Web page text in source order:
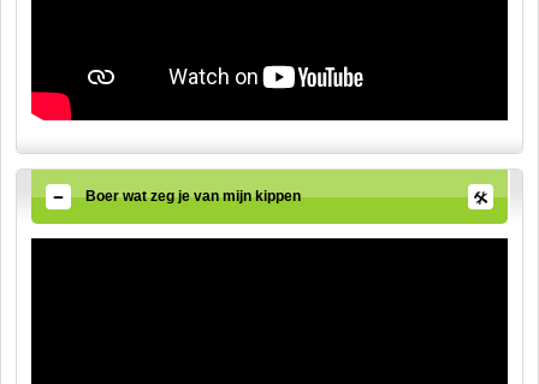
Boer wat zeg je van mijn kippen